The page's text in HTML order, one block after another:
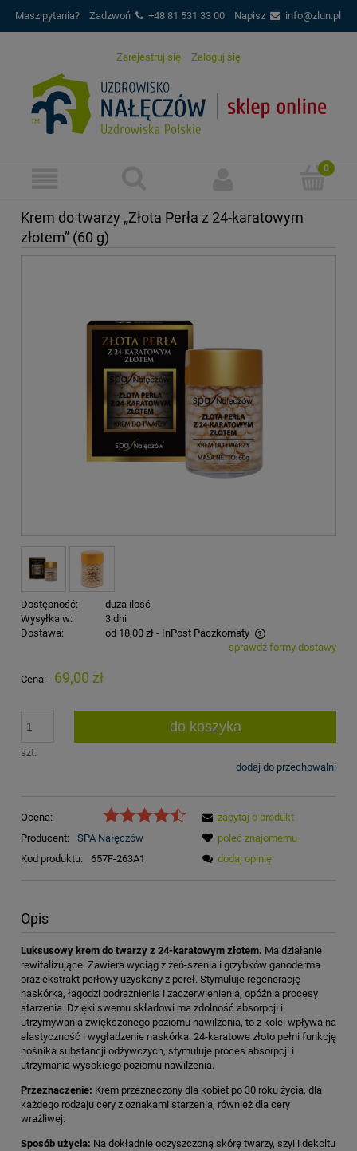
Masz pytania?Zadzwoń +48 81 531 33 00 Napisz info@zlun.pl
Zarejestruj się Zaloguj się
Krem do twarzy „Złota Perła z 24-karatowym
złotem” (60 g)
Dostępność:
duża ilość
Wysyłka w:
3 dni
Dostawa:
od 18,00 zł - InPost Paczkomaty
Cena nie zawiera ewentualnych kosztów płatnościsprawdź formy dostawy
Cena: 69,00 zł
szt.
do koszyka
dodaj do przechowalni
Ocena:
Producent:
SPA Nałęczów
Kod produktu:
657F-263A1
zapytaj o produkt
poleć znajomemu
dodaj opinię
Opis
Luksusowy krem do twarzy z 24-karatowym złotem. Ma działanie
rewitalizujące. Zawiera wyciąg z żeń-szenia i grzybków ganoderma
oraz ekstrakt perłowy uzyskany z pereł. Stymuluje regenerację
naskórka, łagodzi podrażnienia i zaczerwienienia, opóźnia procesy
starzenia. Dzięki swemu składowi ma zdolność absorpcji i
utrzymywania zwiększonego poziomu nawilżenia, to z kolei wpływa na
elastyczność i wygładzenie naskórka. 24-karatowe złoto pełni funkcję
nośnika substancji odżywczych, stymuluje proces absorpcji i
utrzymania wysokiego poziomu nawilżenia.
Przeznaczenie: Krem przeznaczony dla kobiet po 30 roku życia, dla
każdego rodzaju cery z oznakami starzenia, również dla cery
wrażliwej.
Sposób użycia: Na dokładnie oczyszczoną skórę twarzy, szyi i dekoltu